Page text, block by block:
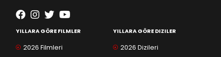
YILLARA GÖRE FILMLER
2026 Filmleri
YILLARA GÖRE DIZILER
2026 Dizileri